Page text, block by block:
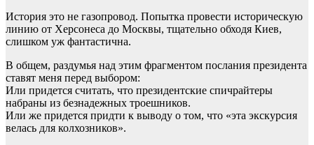
История это не газопровод. Попытка провести историческую
линию от Херсонеса до Москвы, тщательно обходя Киев,
слишком уж фантастична.
В общем, раздумья над этим фрагментом послания президента
ставят меня перед выбором:
Или придется считать, что президентские спичрайтеры
набраны из безнадежных троешников.
Или же придется придти к выводу о том, что «эта экскурсия
велась для колхозников».